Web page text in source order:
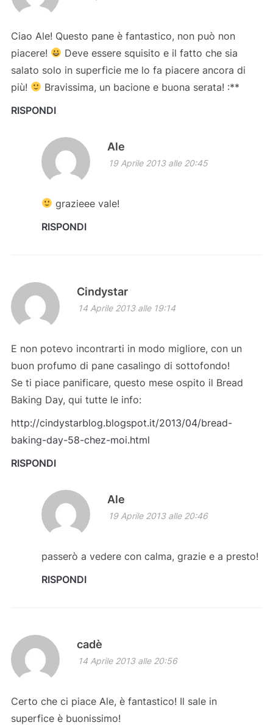
Ciao Ale! Questo pane è fantastico, non può non
piacere!
Deve essere squisito e il fatto che sia
salato solo in superficie me lo fa piacere ancora di
più!
Bravissima, un bacione e buona serata! :**
RISPONDI
Ale
19 Aprile 2013 alle 20:45
grazieee vale!
RISPONDI
Cindystar
14 Aprile 2013 alle 19:14
E non potevo incontrarti in modo migliore, con un
buon profumo di pane casalingo di sottofondo!
Se ti piace panificare, questo mese ospito il Bread
Baking Day, qui tutte le info:
http://cindystarblog.blogspot.it/2013/04/bread-
baking-day-58-chez-moi.html
RISPONDI
Ale
19 Aprile 2013 alle 20:46
passerò a vedere con calma, grazie e a presto!
RISPONDI
cadè
14 Aprile 2013 alle 20:56
Certo che ci piace Ale, è fantastico! Il sale in
superfice è buonissimo!